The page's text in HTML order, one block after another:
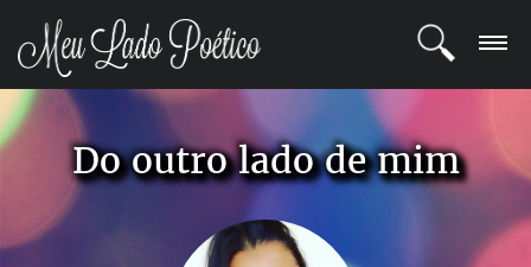
LOGIN
REGISTRO
POETAS
Do outro lado de mim